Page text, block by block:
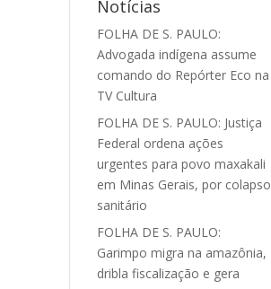
Notícias
FOLHA DE S. PAULO:
Advogada indígena assume
comando do Repórter Eco na
TV Cultura
FOLHA DE S. PAULO: Justiça
Federal ordena ações
urgentes para povo maxakali
em Minas Gerais, por colapso
sanitário
FOLHA DE S. PAULO:
Garimpo migra na amazônia,
dribla fiscalização e gera